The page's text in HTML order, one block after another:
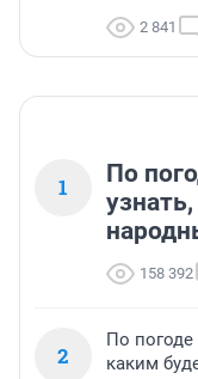
2 841
1
По
158 392
2
По погоде
каким